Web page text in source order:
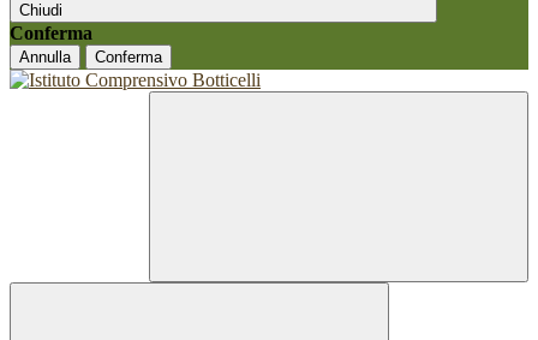
Chiudi
Conferma
Annulla Conferma